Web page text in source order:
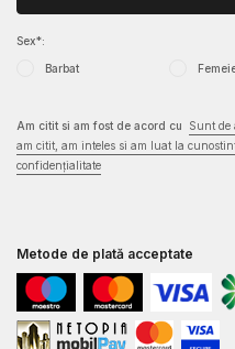
Sex*:
Barbat
Am citit si am fost de acord cu
Sunt de
am citit, am inteles si am luat la
confidențialitate
Metode de plată acceptate